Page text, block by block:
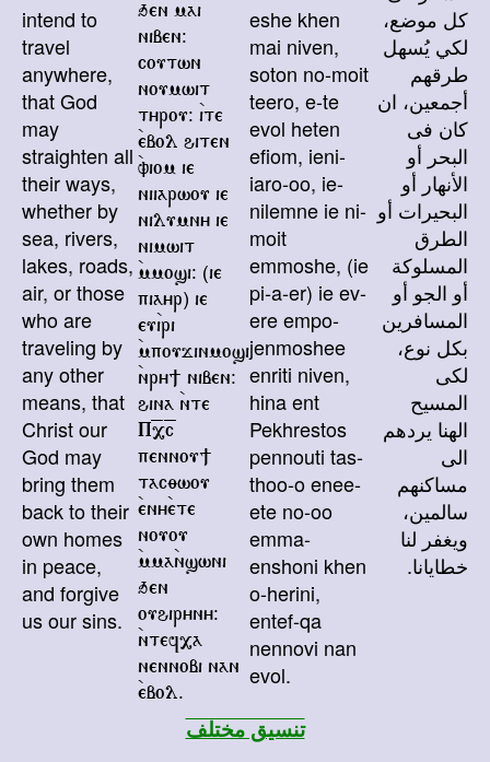
intend to
travel
anywhere,
that God
may
straighten all
their ways,
whether by
sea, rivers,
lakes, roads,
air, or those
who are
traveling by
any other
means, that
Christ our
God may
bring them
back to their
own homes
in peace,
and forgive
us our sins.
qen mai
niben@
coutwn
noumwit
tyrou@ `ite
`ebol hiten
`viom ie
niiarwou ie
nilumny ie
nimwit
`mmosi@ (ie
piayr) ie
eu`iri
`mpoujinmosi
`nry] niben@
hina `nte
P=,=c
pennou]
tac;wou
`eny`ete
nouou
`mma`nswni
qen
ouhiryny@
`ntef,a
nennobi nan
`ebol.
eshe khen
mai niven,
soton no-moit
teero, e-te
evol heten
efiom, ieni-
iaro-oo, ie-
nilemne ie ni-
moit
emmoshe, (ie
pi-a-er) ie ev-
ere empo-
jenmoshee
enriti niven,
hina ent
Pekhrestos
pennouti tas-
thoo-o enee-
ete no-oo
emma-
enshoni khen
o-herini,
entef-qa
nennovi nan
evol.
كل موضع،
لكي يُسهل
طرقهم
أجمعين، ان
كان فى
البحر أو
الأنهار أو
البحيرات أو
الطرق
المسلوكة
أو الجو أو
المسافرين
بكل نوع،
لكى
المسيح
الهنا يردهم
الى
مساكنهم
سالمين،
ويغفر لنا
خطايانا.
تنسيق مختلف